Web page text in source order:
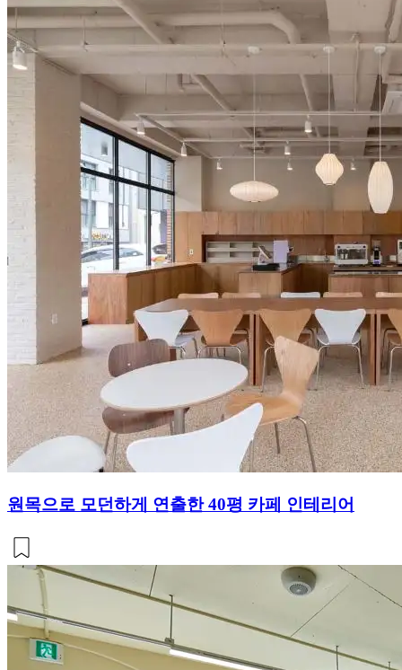
원목으로 모던하게 연출한 40평 카페 인테리어